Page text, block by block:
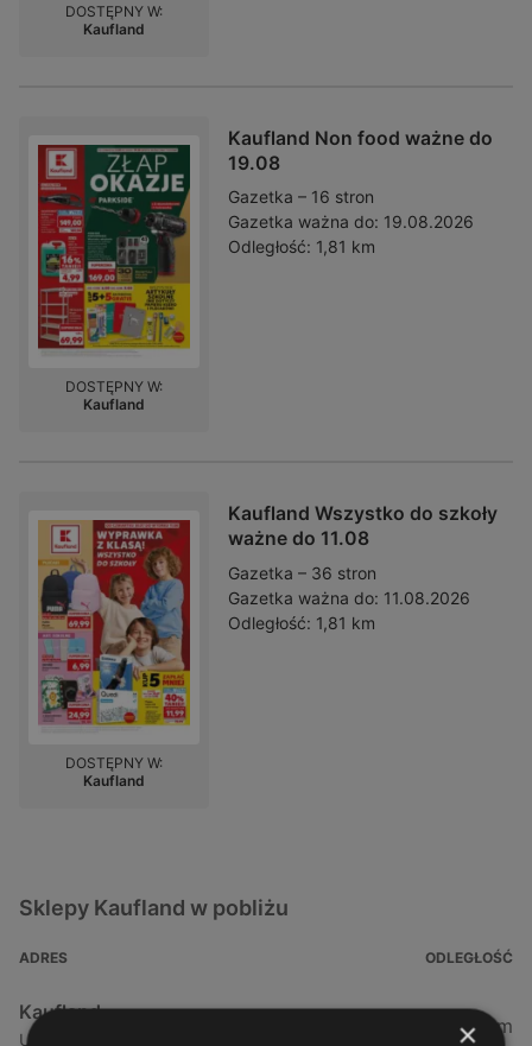
DOSTĘPNY W:
Kaufland
Kaufland Non food ważne do
19.08
Gazetka – 16 stron
Gazetka ważna do: 19.08.2026
Odległość: 1,81 km
DOSTĘPNY W:
Kaufland
Kaufland Wszystko do szkoły
ważne do 11.08
Gazetka – 36 stron
Gazetka ważna do: 11.08.2026
Odległość: 1,81 km
DOSTĘPNY W:
Kaufland
Sklepy Kaufland w pobliżu
ADRES ODLEGŁOŚĆ
Kaufland
Ul. Matejki 1d, 72-600 Świnoujście
1,81 km
×